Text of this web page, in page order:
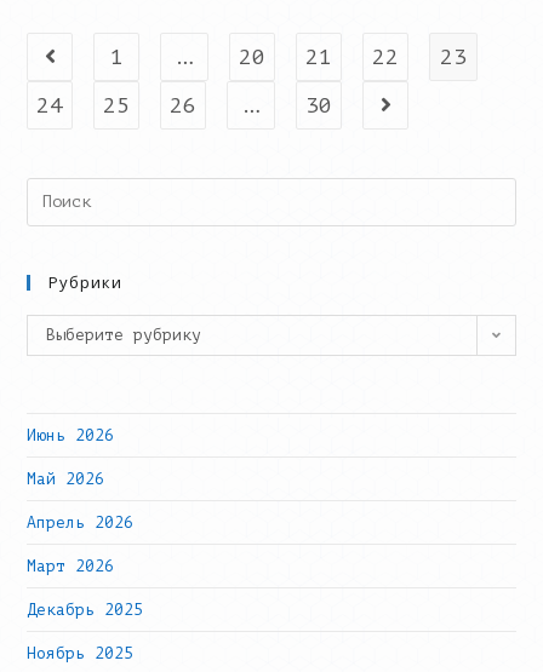
Курса
Векторной
Go to the previous page
1 … 20 21 22
23
24
25 26 … 30 Go to the next
Search
this
Рубрики
Рубрики
Выберите рубрику
Июнь 2026
Май 2026
Апрель 2026
Март 2026
Декабрь 2025
Ноябрь 2025